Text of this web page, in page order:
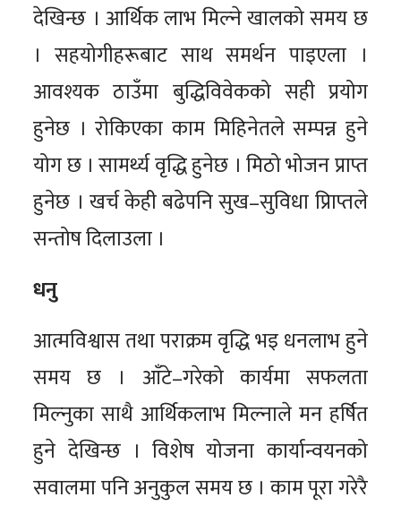
देखिन्छ । आर्थिक लाभ मिल्ने खालको समय छ
। सहयोगीहरूबाट साथ समर्थन पाइएला ।
आवश्यक ठाउँमा बुद्धिविवेकको सही प्रयोग
हुनेछ । रोकिएका काम मिहिनेतले सम्पन्न हुने
योग छ । सामर्थ्य वृद्धि हुनेछ । मिठो भोजन प्राप्त
हुनेछ । खर्च केही बढेपनि सुख–सुविधा प्रािप्तले
सन्तोष दिलाउला ।
धनु
आत्मविश्वास तथा पराक्रम वृद्धि भइ धनलाभ हुने
समय छ । आँटे–गरेको कार्यमा सफलता
मिल्नुका साथै आर्थिकलाभ मिल्नाले मन हर्षित
हुने देखिन्छ । विशेष योजना कार्यान्वयनको
सवालमा पनि अनुकुल समय छ । काम पूरा गरेरै